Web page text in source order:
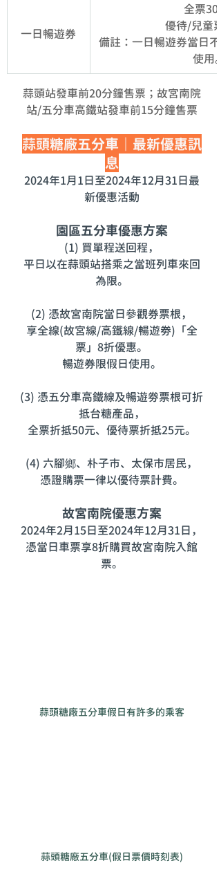
一日暢遊券
全票300
優待/兒童
備註：一日暢遊券當日
使用。
蒜頭站發車前20分鐘售票；故宮南院
站/五分車高鐵站發車前15分鐘售票
蒜頭糖廠五分車｜最新優惠訊
息
2024年1月1日至2024年12月31日最
新優惠活動
園區五分車優惠方案
(1) 買單程送回程，
平日以在蒜頭站搭乘之當班列車來回
為限。
(2) 憑故宮南院當日參觀券票根，
享全線(故宮線/高鐵線/暢遊劵)「全
票」8折優惠。
暢遊券限假日使用。
(3) 憑五分車高鐵線及暢遊劵票根可折
抵台糖產品，
全票折抵50元、優待票折抵25元。
(4) 六腳鄉、朴子市、太保市居民，
憑證購票一律以優待票計費。
故宮南院優惠方案
2024年2月15日至2024年12月31日，
憑當日車票享8折購買故宮南院入館
票。
蒜頭糖廠五分車假日有許多的乘客
蒜頭糖廠五分車(假日票價時刻表)